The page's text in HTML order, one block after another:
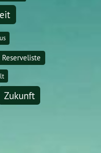
Reserveliste
Zukunft